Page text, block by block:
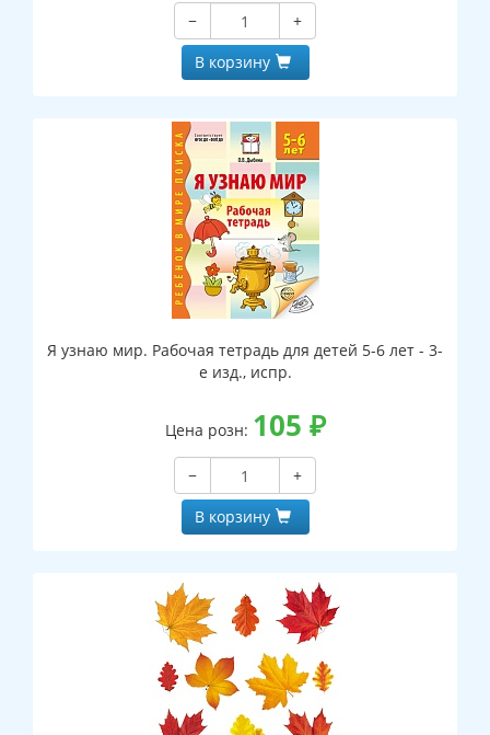
−
+
В корзину
Я узнаю мир. Рабочая тетрадь для детей 5-6 лет - 3-
е изд., испр.
Цена розн: 105 ₽
−
+
В корзину